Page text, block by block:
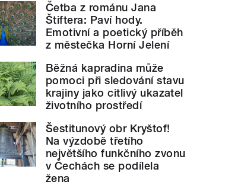
Četba z románu Jana
Štiftera: Paví hody.
Emotivní a poetický příběh
z městečka Horní Jelení
Běžná kapradina může
pomoci při sledování stavu
krajiny jako citlivý ukazatel
životního prostředí
Šestitunový obr Kryštof!
Na výzdobě třetího
největšího funkčního zvonu
v Čechách se podílela
žena